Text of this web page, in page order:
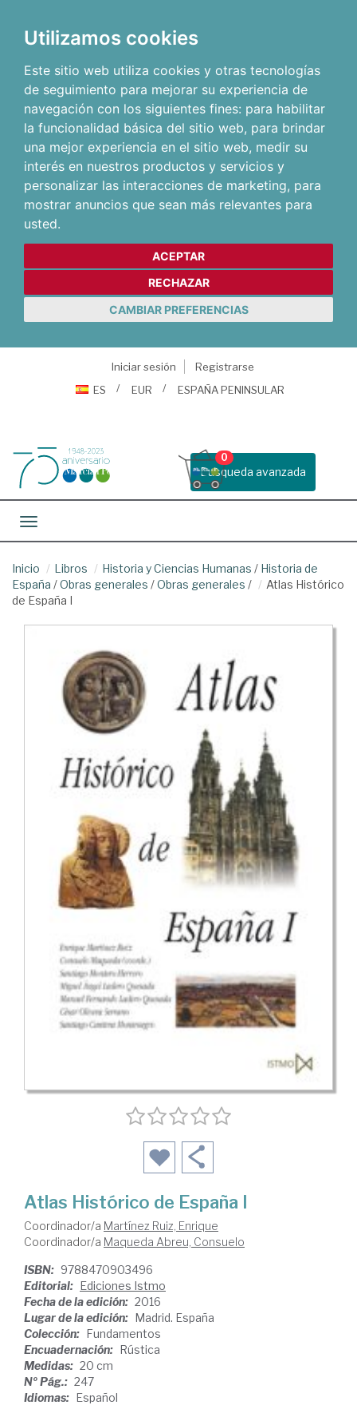
Utilizamos cookies
Este sitio web utiliza cookies y otras tecnologías
de seguimiento para mejorar su experiencia de
navegación con los siguientes fines: para habilitar
la funcionalidad básica del sitio web, para brindar
una mejor experiencia en el sitio web, medir su
interés en nuestros productos y servicios y
personalizar las interacciones de marketing, para
mostrar anuncios que sean más relevantes para
usted.
ACEPTAR
RECHAZAR
CAMBIAR PREFERENCIAS
Iniciar sesión
Registrarse
ES
EUR ESPAÑA PENINSULAR
Busqueda avanzada
0
Toggle navigation
Inicio Libros Historia y Ciencias Humanas / Historia de
España /Obras generales /Obras generales /
Atlas Histórico
de España I
Atlas Histórico de España I
Coordinador/a Martínez Ruiz, Enrique
Coordinador/a Maqueda Abreu, Consuelo
ISBN: 9788470903496
Editorial: Ediciones Istmo
Fecha de la edición: 2016
Lugar de la edición: Madrid. España
Colección: Fundamentos
Encuadernación: Rústica
Medidas: 20 cm
Nº Pág.: 247
Idiomas: Español